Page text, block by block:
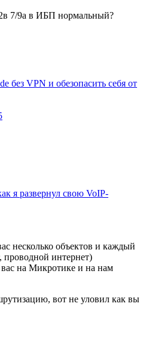
7/9а в ИБП нормальный?
без VPN и обезопасить себя от
я развернул свою VoIP-
несколько объектов и каждый
проводной интернет)
на Микротике и на нам
вот не уловил как вы